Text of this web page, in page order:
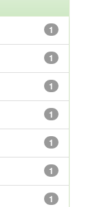
1
1
1
1
1
1
1